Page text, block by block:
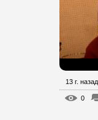
13 г. назад
0